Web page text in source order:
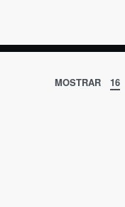
MOSTRAR 16